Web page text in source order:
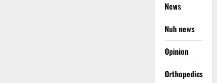
News
Nuh news
Opinion
Orthopedics